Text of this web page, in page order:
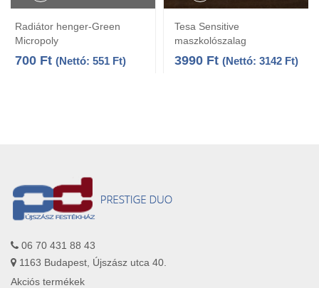
Radiátor henger-Green
Micropoly
700 Ft (Nettó: 551 Ft)
Tesa Sensitive
maszkolószalag
3990 Ft (Nettó: 3142 Ft)
06 70 431 88 43
1163 Budapest, Újszász utca 40.
Akciós termékek